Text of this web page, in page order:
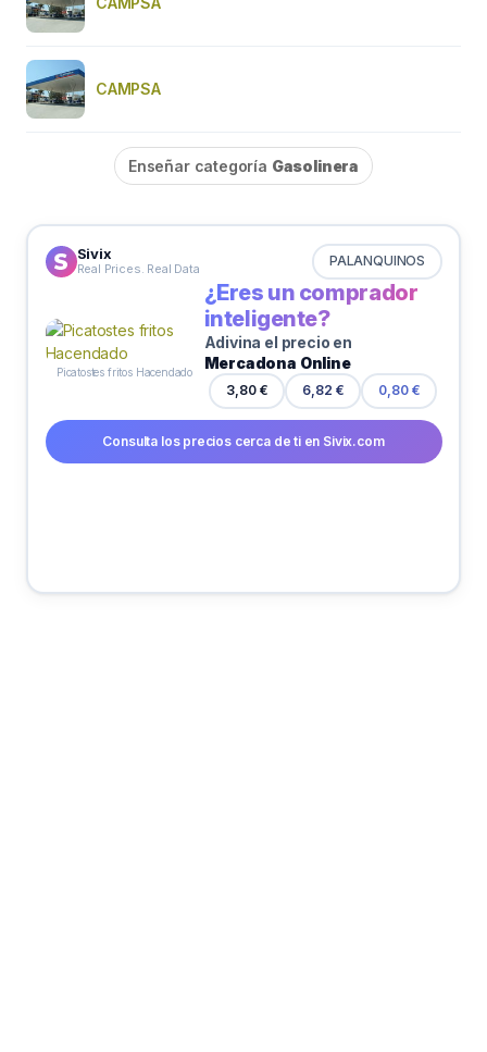
CAMPSA
Enseñar categoría Gasolinera
Sivix
Real Prices. Real Data PALANQUINOS
Picatostes fritos Hacendado
¿Eres un comprador
inteligente?
Adivina el precio en
Mercadona Online
3,80 € 6,82 € 0,80 €
Consulta los precios cerca de ti en Sivix.com